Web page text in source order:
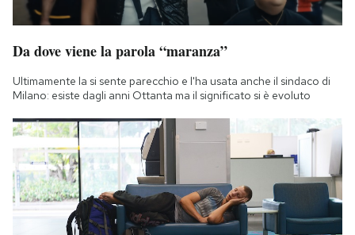
Da dove viene la parola “maranza”
Ultimamente la si sente parecchio e l'ha usata anche il sindaco di
Milano: esiste dagli anni Ottanta ma il significato si è evoluto